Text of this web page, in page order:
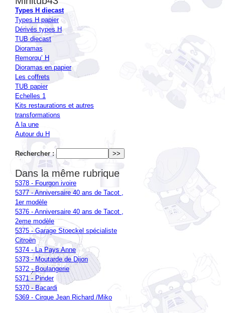
Types H papier
Dérivés types H
TUB diecast
Dioramas
Remorqu’ H
Dioramas en papier
Les coffrets
TUB papier
Echelles 1
Kits restaurations et autres
transformations
A la une
Autour du H
Rechercher :
Dans la même rubrique
5378 - Fourgon ivoire
5377 - Anniversaire 40 ans de Tacot ,
1er modèle
5376 - Anniversaire 40 ans de Tacot ,
2eme modèle
5375 - Garage Stoeckel spécialiste
Citroën
5374 - La Pays Anne
5373 - Moutarde de Dijon
5372 - Boulangerie
5371 - Pinder
5370 - Bacardi
5369 - Cirque Jean Richard /Miko
Fabricant:Fabrications artisanales